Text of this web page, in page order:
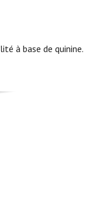
à base de quinine.